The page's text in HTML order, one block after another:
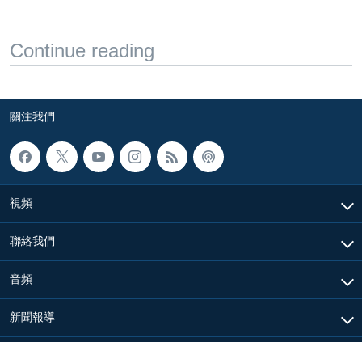
Continue reading
關注我們
視頻
聯絡我們
音頻
新聞報導